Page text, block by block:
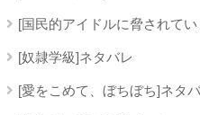
[国民的アイドルに脅されて
[奴隷学級]ネタバレ
[愛をこめて、ぼちぼち]ネタ